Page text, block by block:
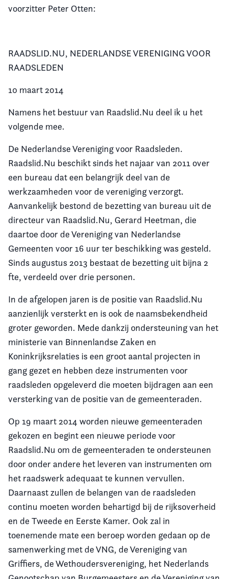
voorzitter Peter Otten:
RAADSLID.NU, NEDERLANDSE VERENIGING VOOR
RAADSLEDEN
10 maart 2014
Namens het bestuur van Raadslid.Nu deel ik u het
volgende mee.
De Nederlandse Vereniging voor Raadsleden.
Raadslid.Nu beschikt sinds het najaar van 2011 over
een bureau dat een belangrijk deel van de
werkzaamheden voor de vereniging verzorgt.
Aanvankelijk bestond de bezetting van bureau uit de
directeur van Raadslid.Nu, Gerard Heetman, die
daartoe door de Vereniging van Nederlandse
Gemeenten voor 16 uur ter beschikking was gesteld.
Sinds augustus 2013 bestaat de bezetting uit bijna 2
fte, verdeeld over drie personen.
In de afgelopen jaren is de positie van Raadslid.Nu
aanzienlijk versterkt en is ook de naamsbekendheid
groter geworden. Mede dankzij ondersteuning van het
ministerie van Binnenlandse Zaken en
Koninkrijksrelaties is een groot aantal projecten in
gang gezet en hebben deze instrumenten voor
raadsleden opgeleverd die moeten bijdragen aan een
versterking van de positie van de gemeenteraden.
Op 19 maart 2014 worden nieuwe gemeenteraden
gekozen en begint een nieuwe periode voor
Raadslid.Nu om de gemeenteraden te ondersteunen
door onder andere het leveren van instrumenten om
het raadswerk adequaat te kunnen vervullen.
Daarnaast zullen de belangen van de raadsleden
continu moeten worden behartigd bij de rijksoverheid
en de Tweede en Eerste Kamer. Ook zal in
toenemende mate een beroep worden gedaan op de
samenwerking met de VNG, de Vereniging van
Griffiers, de Wethoudersvereniging, het Nederlands